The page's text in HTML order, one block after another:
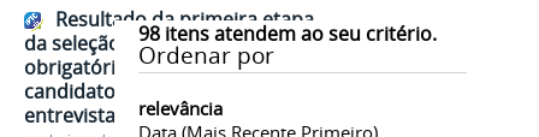
98itens atendem ao seu critério.
Ordenar por
relevância
Data (mais Recente Primeiro)
Resultado da primeira etapa
da seleção para estágio
obrigatório é divulgado e
candidatos são convocados para
entrevistas